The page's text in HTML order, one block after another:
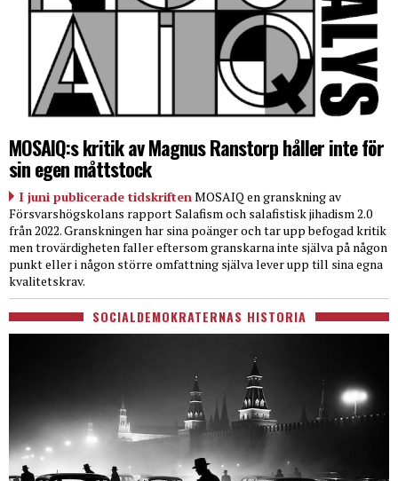
MOSAIQ:s kritik av Magnus Ranstorp håller inte för
sin egen måttstock
I juni publicerade tidskriften MOSAIQ en granskning av
Försvarshögskolans rapport Salafism och salafistisk jihadism 2.0
från 2022. Granskningen har sina poänger och tar upp befogad kritik
men trovärdigheten faller eftersom granskarna inte själva på någon
punkt eller i någon större omfattning själva lever upp till sina egna
kvalitetskrav.
SOCIALDEMOKRATERNAS HISTORIA